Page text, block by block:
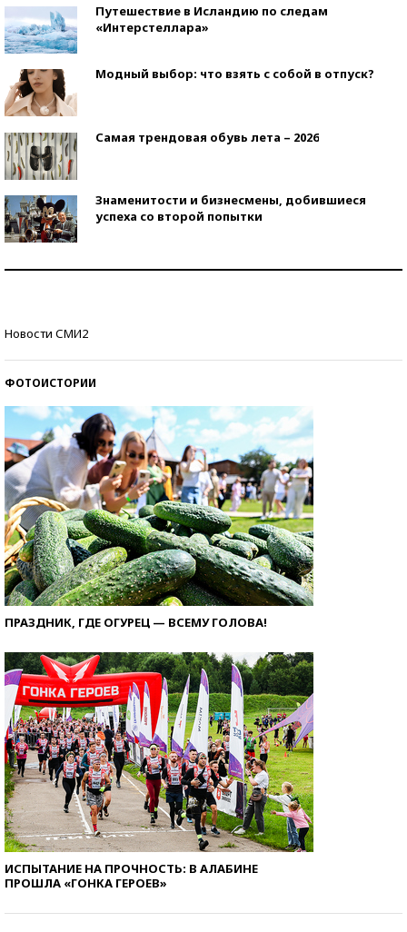
Путешествие в Исландию по следам
«Интерстеллара»
Модный выбор: что взять с собой в отпуск?
Самая трендовая обувь лета – 2026
Знаменитости и бизнесмены, добившиеся
успеха со второй попытки
Новости СМИ2
ФОТОИСТОРИИ
ПРАЗДНИК, ГДЕ ОГУРЕЦ — ВСЕМУ ГОЛОВА!
ИСПЫТАНИЕ НА ПРОЧНОСТЬ: В АЛАБИНЕ
ПРОШЛА «ГОНКА ГЕРОЕВ»